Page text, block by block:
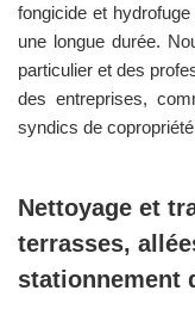
fongicide et
une longue durée.
particulier et des
des entreprises,
syndics de
Nettoyage et
terrasses,
stationnement